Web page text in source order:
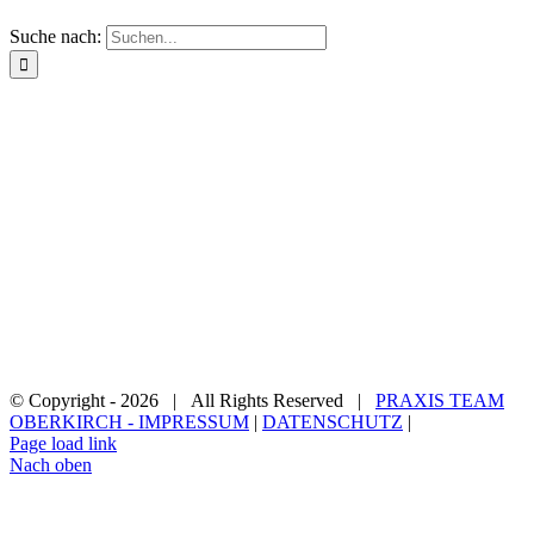
Suche nach:
© Copyright - 2026 | All Rights Reserved | PRAXIS TEAM
OBERKIRCH - IMPRESSUM | DATENSCHUTZ |
Page load link
Nach oben